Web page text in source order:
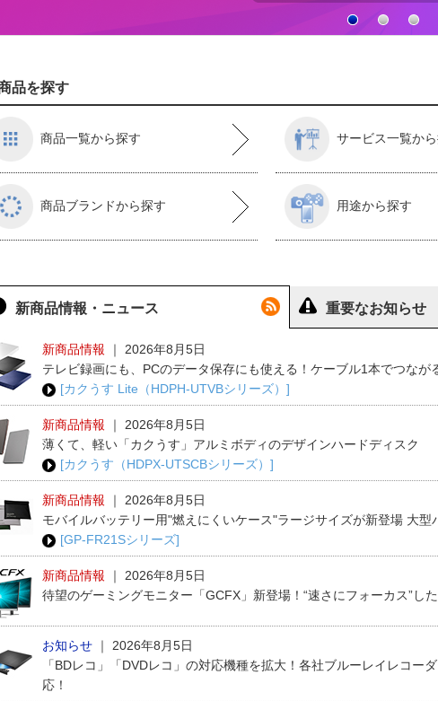
品を探す
商品一覧から探す
商品ブランドから探す
サービス一覧か
用途から探す
新商品情報・ニュース
新商品情報 ｜
2026年8月5日
テレビ録画にも、PCのデータ保存にも使える！ケーブル1本でつなが
[カクうす Lite（HDPH-UTVBシリーズ）]
新商品情報 ｜
2026年8月5日
薄くて、軽い「カクうす」アルミボディのデザインハードディスク
[カクうす（HDPX-UTSCBシリーズ）]
新商品情報 ｜
2026年8月5日
モバイルバッテリー用"燃えにくいケース"ラージサイズが新登場 大型
[GP-FR21Sシリーズ]
新商品情報 ｜
2026年8月5日
待望のゲーミングモニター「GCFX」新登場！“速さにフォーカス”し
お知らせ ｜
2026年8月5日
「BDレコ」「DVDレコ」の対応機種を拡大！各社ブルーレイレコー
応！
重要なお知らせ